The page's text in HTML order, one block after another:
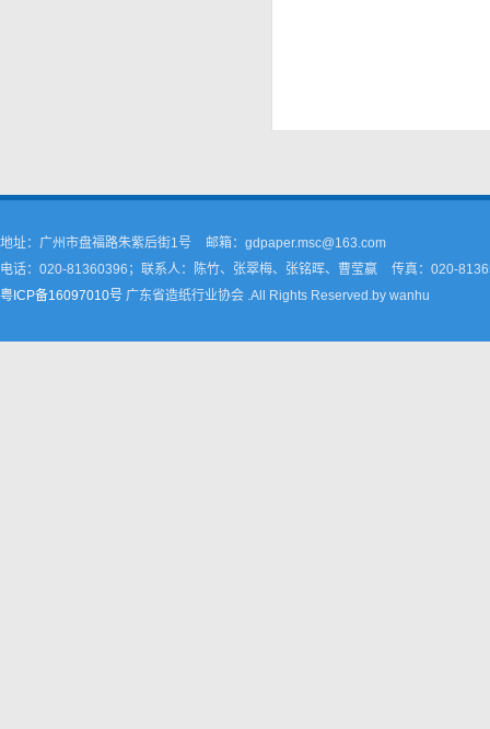
地址：广州市盘福路朱紫后街1号
邮箱：gdpaper.msc@163.com
电话：020-81360396；联系人：陈竹、张翠梅、张铭晖、曹莹嬴
传真：020-
粤ICP备16097010号 广东省造纸行业协会 .All Rights Reserved.by wanhu